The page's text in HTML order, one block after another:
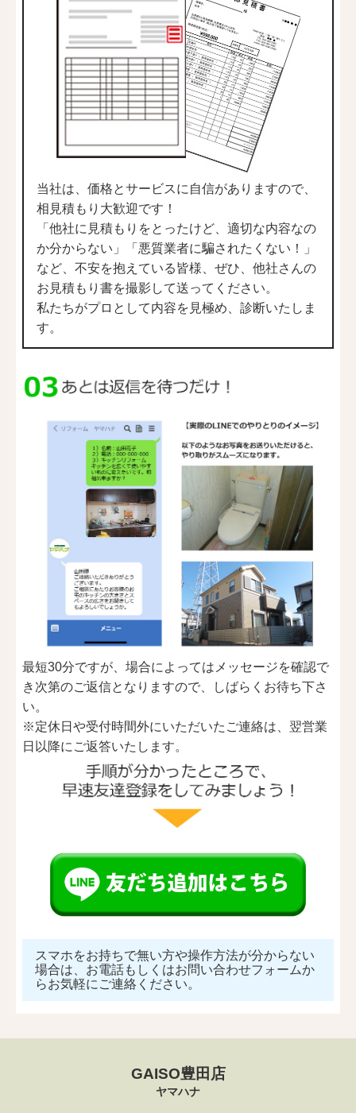
当社は、価格とサービスに自信がありますので、
相見積もり大歓迎です！
「他社に見積もりをとったけど、適切な内容なの
か分からない」「悪質業者に騙されたくない！」
など、不安を抱えている皆様、ぜひ、他社さんの
お見積もり書を撮影して送ってください。
私たちがプロとして内容を見極め、診断いたしま
す。
最短30分ですが、場合によってはメッセージを確認で
き次第のご返信となりますので、しばらくお待ち下さ
い。
※定休日や受付時間外にいただいたご連絡は、翌営業
日以降にご返答いたします。
スマホをお持ちで無い方や操作方法が分からない
場合は、お電話もしくはお問い合わせフォームか
らお気軽にご連絡ください。
GAISO豊田店
ヤマハナ